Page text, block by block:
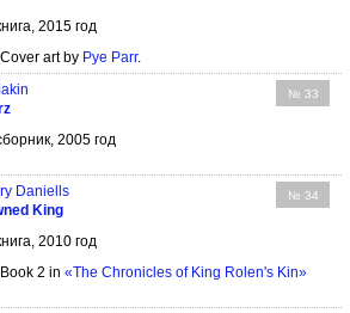
2015 год
Cover art by Pye Parr.
№ 33
2005 год
№ 34
Daniells
King
2010 год
Book 2 in «The Chronicles of King Rolen's Kin»